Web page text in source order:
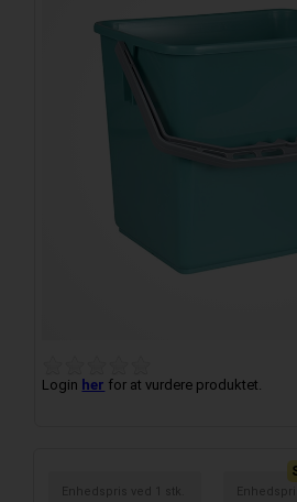
Login her for at vurdere produktet.